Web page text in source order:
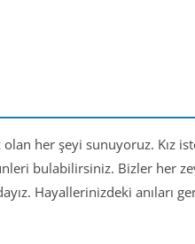
olan her şeyi sunuyoruz.
bulabilirsiniz. Bizler her
Hayallerinizdeki anıları